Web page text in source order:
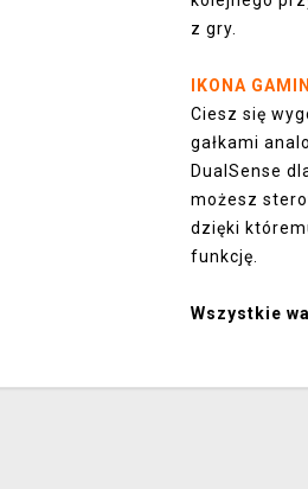
z gry.
IKONA
Ciesz się
gałkami
DualSense
możesz
dzięki
funkcję.
Wszystkie